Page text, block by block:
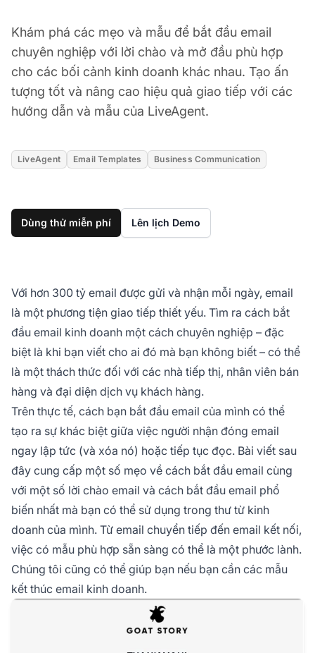
Khám phá các mẹo và mẫu để bắt đầu email
chuyên nghiệp với lời chào và mở đầu phù hợp
cho các bối cảnh kinh doanh khác nhau. Tạo ấn
tượng tốt và nâng cao hiệu quả giao tiếp với các
hướng dẫn và mẫu của LiveAgent.
LiveAgent Email Templates Business Communication
Dùng thử miễn phí Lên lịch Demo
Với hơn 300 tỷ email được gửi và nhận mỗi ngày, email
là một phương tiện giao tiếp thiết yếu. Tìm ra cách bắt
đầu email kinh doanh một cách chuyên nghiệp – đặc
biệt là khi bạn viết cho ai đó mà bạn không biết – có thể
là một thách thức đối với các nhà tiếp thị, nhân viên bán
hàng và đại diện dịch vụ khách hàng.
Trên thực tế, cách bạn bắt đầu email của mình có thể
tạo ra sự khác biệt giữa việc người nhận đóng email
ngay lập tức (và xóa nó) hoặc tiếp tục đọc. Bài viết sau
đây cung cấp một số mẹo về cách bắt đầu email cùng
với một số lời chào email và cách bắt đầu email phổ
biến nhất mà bạn có thể sử dụng trong thư từ kinh
doanh của mình. Từ email chuyển tiếp đến email kết nối,
việc có mẫu phù hợp sẵn sàng có thể là một phước lành.
Chúng tôi cũng có thể giúp bạn nếu bạn cần các mẫu
kết thúc email kinh doanh.